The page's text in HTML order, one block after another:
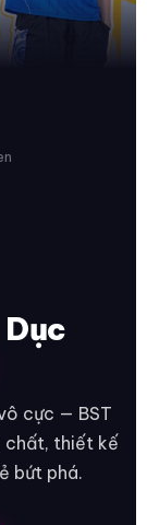
cực — BST
chất, thiết kế
bứt phá.